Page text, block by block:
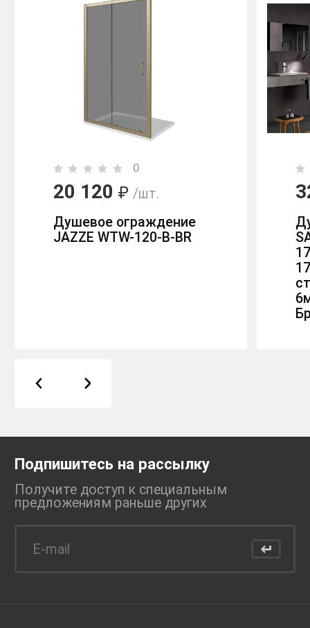
0
20 120 ₽ /шт.
Душевое ограждение
JAZZE WTW-120-B-BR
Подпишитесь на рассылку
Получите доступ к специальным
предложениям раньше других